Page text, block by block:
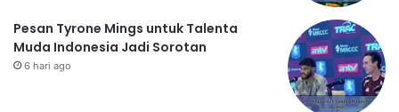
Pesan Tyrone Mings untuk Talenta
Muda Indonesia Jadi Sorotan
6 hari ago